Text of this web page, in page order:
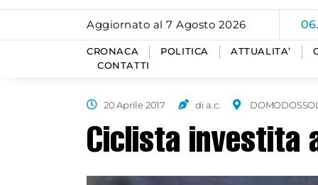
Aggiornato al 7 Agosto 2026
CRONACA POLITICA ATTUALITA’
CONTATTI
20 Aprile 2017 di a.c.
Ciclista investita